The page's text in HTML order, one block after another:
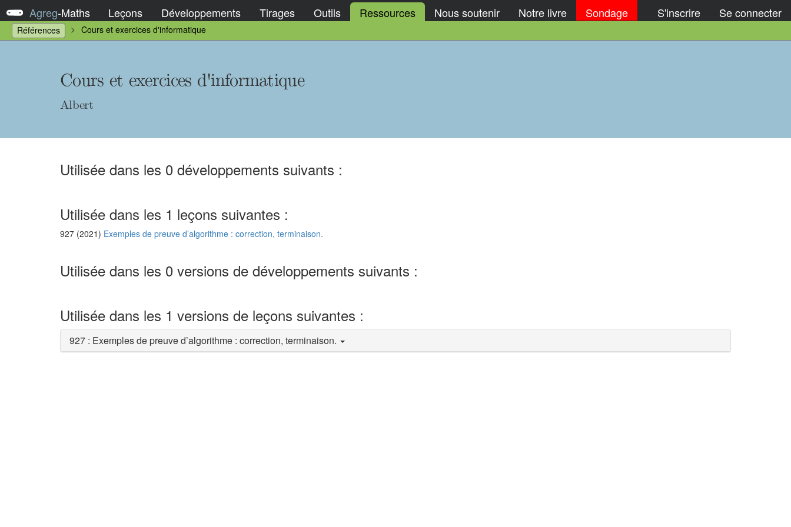
Agreg-Maths Leçons Développements Tirages Outils Ressources Nous soutenir Notre livre Sondage S'inscrire Se connecter
Références Cours et exercices d'informatique
Cours et exercices d'informatique
Albert
Utilisée dans les 0 développements suivants :
Utilisée dans les 1 leçons suivantes :
927 (2021) Exemples de preuve d’algorithme : correction, terminaison.
Utilisée dans les 0 versions de développements suivants :
Utilisée dans les 1 versions de leçons suivantes :
927 : Exemples de preuve d’algorithme : correction, terminaison.